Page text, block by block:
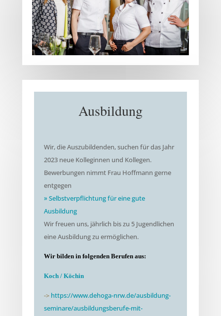
Ausbildung
Wir, die Auszubildenden, suchen für das Jahr
2023 neue Kolleginnen und Kollegen.
Bewerbungen nimmt Frau Hoffmann gerne
entgegen
» Selbstverpflichtung für eine gute
Ausbildung
Wir freuen uns, jährlich bis zu 5 Jugendlichen
eine Ausbildung zu ermöglichen.
Wir bilden in folgenden Berufen aus:
Koch / Köchin
-> https://www.dehoga-nrw.de/ausbildung-
seminare/ausbildungsberufe-mit-